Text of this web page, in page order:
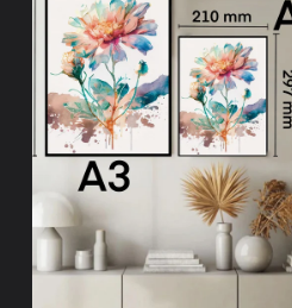
a